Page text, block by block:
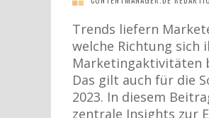
Trends liefern
welche Richtung sich
Marketingaktivitäten
Das gilt auch für die
2023. In diesem
zentrale Insights zur